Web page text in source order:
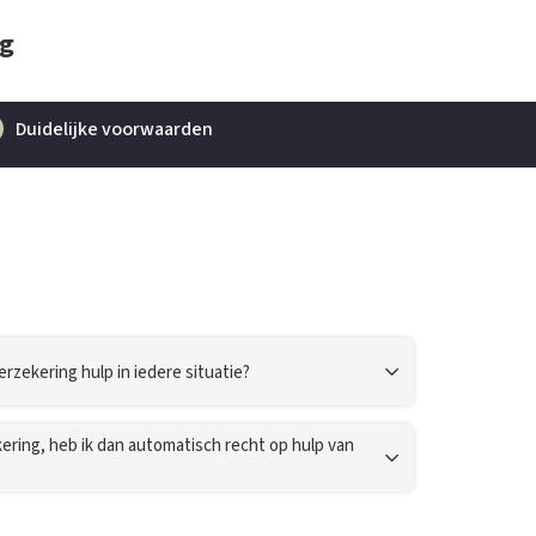
Duidelijke voorwaarden
hulp in iedere situatie?
heb ik dan automatisch recht op hulp van